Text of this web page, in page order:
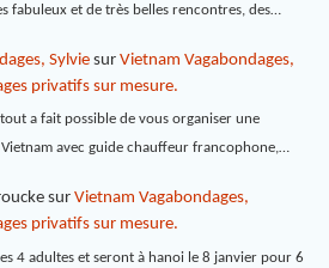
fabuleux et de très belles rencontres, des…
Sylviesur Vietnam Vagabondages,
privatifs sur mesure.
a fait possible de vous organiser une
avec guide chauffeur francophone,…
sur Vietnam Vagabondages,
privatifs sur mesure.
4 adultes et seront à hanoi le 8 janvier pour 6